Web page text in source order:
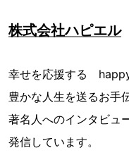
株式会社ハピエル
幸せを応援する happy
豊かな人生を送るお手
著名人へのインタビュ
発信しています。